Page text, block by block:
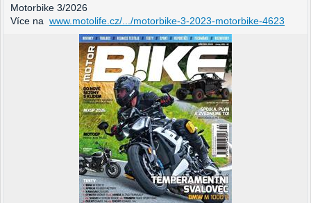
Motorbike 3/2026
Více na www.motolife.cz/.../motorbike-3-2023-motorbike-4623